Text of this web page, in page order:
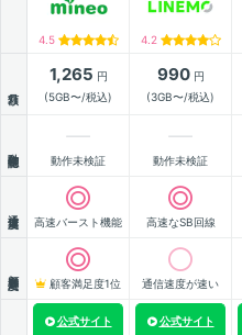
4.5 4.2
1,265 円
(5GB〜/税込)
990円
(3GB〜/税込)
動作未検証 動作未検証
高速バースト機能 高速なSB回線
顧客満足度1位 通信速度が速い
公式サイト 公式サイト